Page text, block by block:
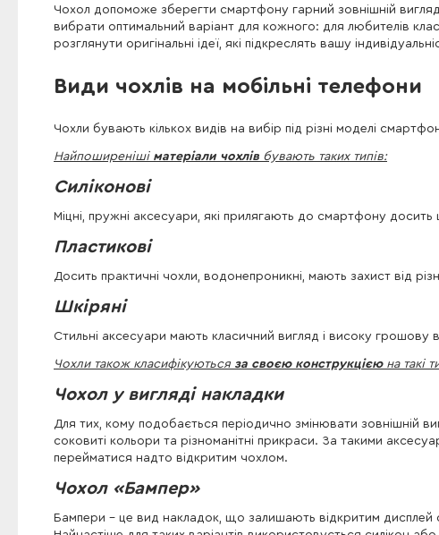
Чохол допоможе зберегти смартфону гарний зовнішній
вибрати оптимальний варіант для кожного: для любителів
розглянути оригінальні ідеї, які підкреслять вашу
Види чохлів на мобільні телефони
Чохли бувають кількох видів на вибір під різні моделі
Найпоширеніші матеріали чохлів бувають таких типів:
Силіконові
Міцні, пружні аксесуари, які прилягають до смартфону
Пластикові
Досить практичні чохли, водонепроникні, мають захист від
Шкіряні
Стильні аксесуари мають класичний вигляд і високу грошову
Чохли також класифікуються за своєю конструкцієюна такі
Чохол у вигляді накладки
Для тих, кому подобається періодично змінювати зовнішній
соковиті кольори та різноманітні прикраси. За такими
перейматися надто відкритим чохлом.
Чохол «Бампер»
Бампери - це вид накладок, що залишають відкритим